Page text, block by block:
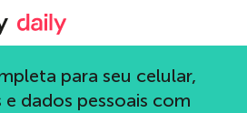
Blog oficial da Kaspersky
para seu celular,
dados pessoais com